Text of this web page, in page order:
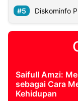
Diskominfo
Saifull Amzi:
sebagai Cara
Kehidupan